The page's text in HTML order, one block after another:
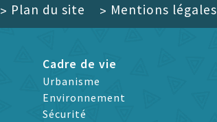
> Plan du site > Mentions légales
Cadre de vie
Urbanisme
Environnement
Sécurité